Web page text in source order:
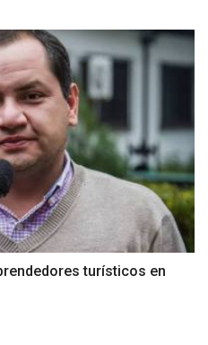
turísticos en